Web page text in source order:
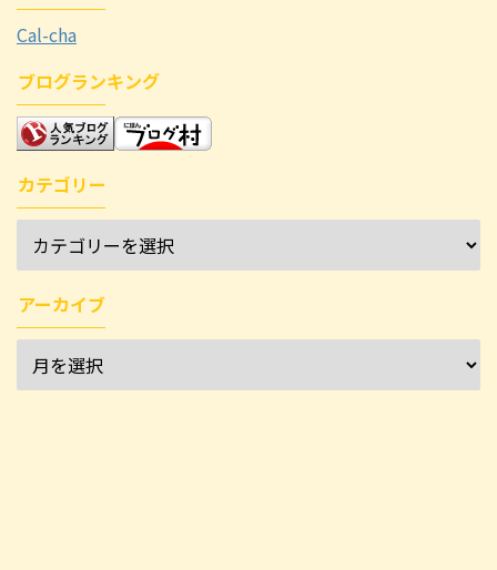
Cal-cha
ブログランキング
カテゴリー
アーカイブ